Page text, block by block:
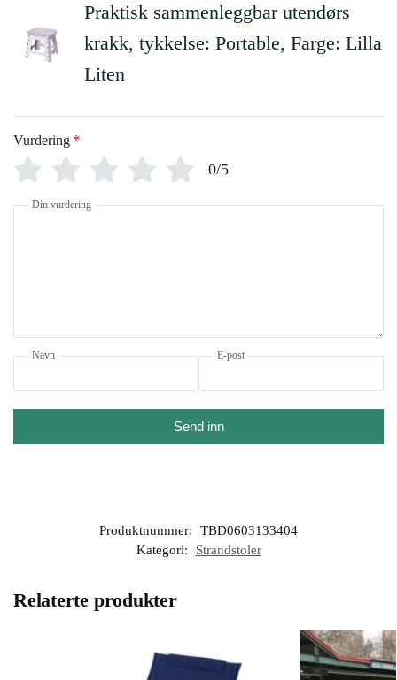
Praktisk sammenleggbar utendørs
krakk, tykkelse: Portable, Farge: Lilla
Liten
Vurdering *
0/5
Din vurdering
Navn E-post
Send inn
Produktnummer:
TBD0603133404
Kategori:
Strandstoler
Relaterte produkter